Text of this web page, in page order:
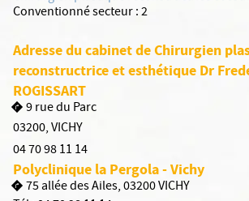
Conventionné secteur :2
Adresse du cabinet de Chirurgien
reconstructrice et esthétique Dr
ROGISSART
9 rue du Parc
03200,VICHY
04 70 98 11 14
Polyclinique la Pergola - Vichy
75 allée des Ailes, 03200 VICHY